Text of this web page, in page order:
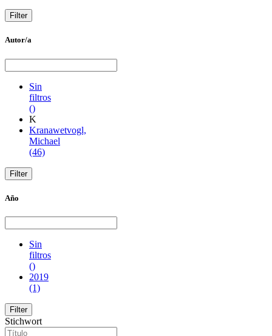
Autor/a
Sin
filtros
()
K
Kranawetvogl,
Michael
(46)
Año
Sin
filtros
()
2019
(1)
Stichwort